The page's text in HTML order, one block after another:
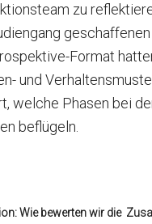
zu
Format
und
welche Phasen bei
beflügeln.
Wie bewerten wir die